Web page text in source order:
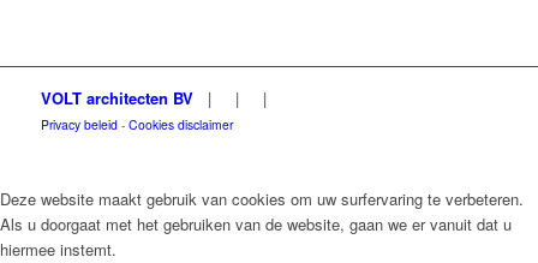
VOLT architecten BV| | |
Privacy beleid- Cookies disclaimer
Deze website maakt gebruik van cookies om uw surfervaring te verbeteren.
Als u doorgaat met het gebruiken van de website, gaan we er vanuit dat u
hiermee instemt.